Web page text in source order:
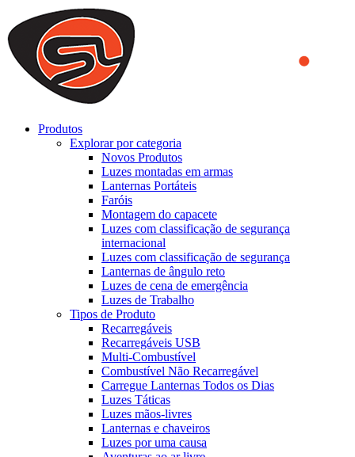
We use cookies to ensure that we provide you the best experience
on our website. By continuing to browse this website, you accept
that cookies are used to help us analyze how the website is used and
to offer you a better experience. To learn more or to find out how
you can disable cookies, you can access our
Produtos
Explorar por categoria
Novos Produtos
Luzes montadas em armas
Lanternas Portáteis
Faróis
Montagem do capacete
Luzes com classificação de segurança
internacional
Luzes com classificação de segurança
Lanternas de ângulo reto
Luzes de cena de emergência
Luzes de Trabalho
Tipos de Produto
Recarregáveis
Recarregáveis USB
Multi-Combustível
Combustível Não Recarregável
Carregue Lanternas Todos os Dias
Luzes Táticas
Luzes mãos-livres
Lanternas e chaveiros
Luzes por uma causa